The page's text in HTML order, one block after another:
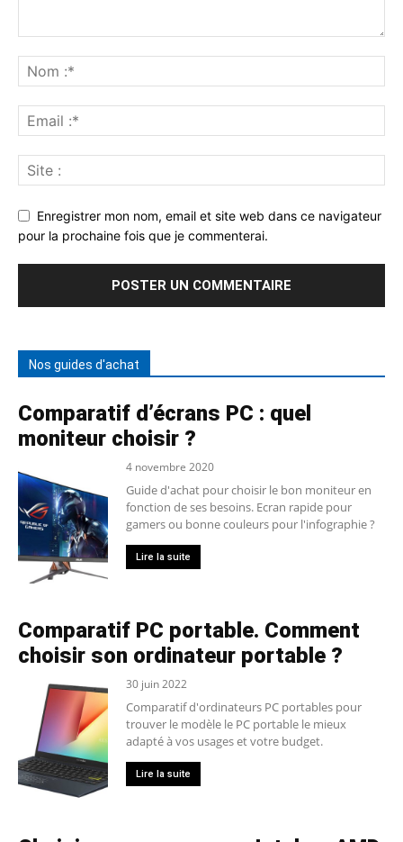
Enregistrer mon nom, email et site web dans ce navigateur
pour la prochaine fois que je commenterai.
Nos guides d'achat
Comparatif d’écrans PC : quel
moniteur choisir ?
4 novembre 2020
Guide d'achat pour choisir le bon moniteur en
fonction de ses besoins. Ecran rapide pour
gamers ou bonne couleurs pour l'infographie ?
Lire la suite
Comparatif PC portable. Comment
choisir son ordinateur portable ?
30 juin 2022
Comparatif d'ordinateurs PC portables pour
trouver le modèle le PC portable le mieux
adapté à vos usages et votre budget.
Lire la suite